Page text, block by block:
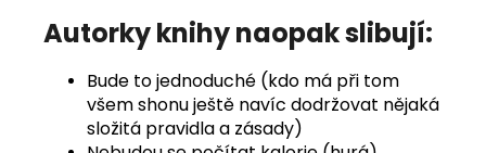
Autorky knihy naopak slibují:
Bude to jednoduché (kdo má při tom
všem shonu ještě navíc dodržovat nějaká
složitá pravidla a zásady)